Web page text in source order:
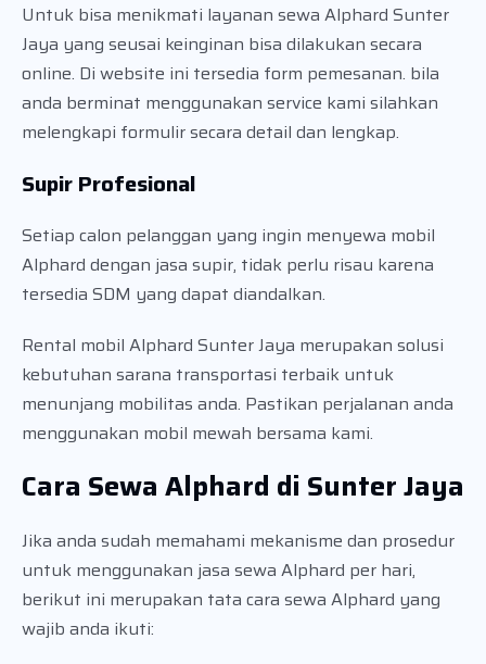
Untuk bisa menikmati layanan sewa Alphard Sunter
Jaya yang seusai keinginan bisa dilakukan secara
online. Di website ini tersedia form pemesanan. bila
anda berminat menggunakan service kami silahkan
melengkapi formulir secara detail dan lengkap.
Supir Profesional
Setiap calon pelanggan yang ingin menyewa mobil
Alphard dengan jasa supir, tidak perlu risau karena
tersedia SDM yang dapat diandalkan.
Rental mobil Alphard Sunter Jaya merupakan solusi
kebutuhan sarana transportasi terbaik untuk
menunjang mobilitas anda. Pastikan perjalanan anda
menggunakan mobil mewah bersama kami.
Cara Sewa Alphard di Sunter Jaya
Jika anda sudah memahami mekanisme dan prosedur
untuk menggunakan jasa sewa Alphard per hari,
berikut ini merupakan tata cara sewa Alphard yang
wajib anda ikuti: